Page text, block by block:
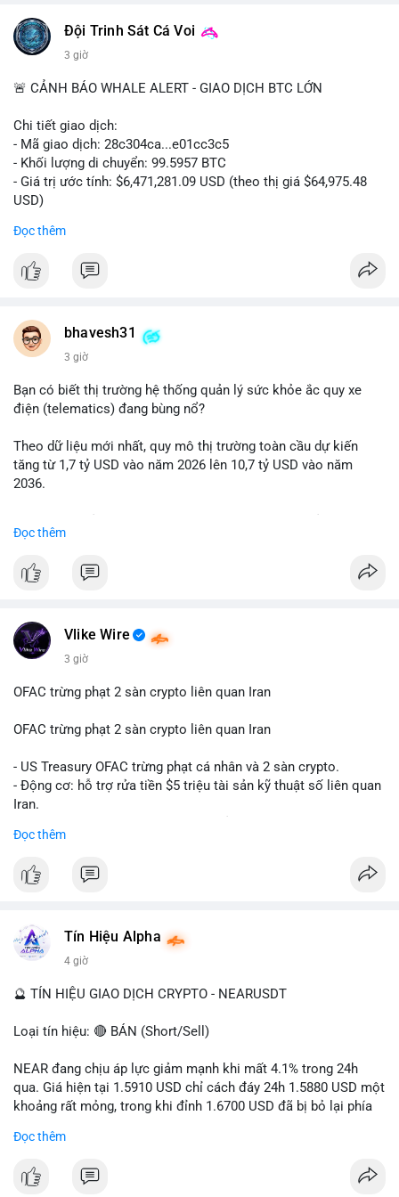
Đội Trinh Sát Cá Voi
3 giờ
🚨 CẢNH BÁO WHALE ALERT - GIAO DỊCH BTC LỚN
Chi tiết giao dịch:
- Mã giao dịch: 28c304ca...e01cc3c5
- Khối lượng di chuyển: 99.5957 BTC
- Giá trị ước tính: $6,471,281.09 USD (theo thị giá $64,975.48
USD)
giá hơn 6.47 triệu USD, cho thấy dấu hiệu chuyển tiền quy mô
thanh khoản hoặc bán, hoặc chuyển sang ví lạnh nhằm tích lũy
dài hạn. Việc giao dịch chưa được xác nhận tạo tâm lý thận
cung ngắn hạn. Nếu BTC vào ví nóng sàn, khả năng cao là
động thái chốt lời; ngược lại, nếu vào ví mới không hoạt động,
Lời khuyên: Nhà đầu tư nhỏ lẻ nên quan sát thêm 2-4 giờ sau
khi giao dịch được xác nhận, tránh hành động theo cảm xúc.
ưu tiên quản trị rủi ro trong giai đoạn biến động mạnh.
#btcmempool65k
Đọc thêm
bhavesh31
3 giờ
Bạn có biết thị trường hệ thống quản lý sức khỏe ắc quy xe
điện (telematics) đang bùng nổ?
Theo dữ liệu mới nhất, quy mô thị trường toàn cầu dự kiến
tăng từ 1,7 tỷ USD vào năm 2026 lên 10,7 tỷ USD vào năm
2036.
hàng năm (CAGR) ấn tượng lên tới 20,2%.
Điều gì đang thúc đẩy sự tăng trưởng vượt bậc này? Hãy cùng
Đọc thêm
Vlike Wire
3 giờ
OFAC trừng phạt 2 sàn crypto liên quan Iran
OFAC trừng phạt 2 sàn crypto liên quan Iran
- US Treasury OFAC trừng phạt cá nhân và 2 sàn crypto.
- Động cơ: hỗ trợ rửa tiền $5 triệu tài sản kỹ thuật số liên quan
Iran.
- Tác động: rủi ro cho thị trường crypto, tăng áp lực pháp lý.
#binancesquare
#vlikevn #titanbot
📰 Nguồn: Cointelegraph
Đọc thêm
Tín Hiệu Alpha
4 giờ
🔮 TÍN HIỆU GIAO DỊCH CRYPTO - NEARUSDT
Loại tín hiệu: 🔴 BÁN (Short/Sell)
NEAR đang chịu áp lực giảm mạnh khi mất 4.1% trong 24h
qua. Giá hiện tại 1.5910 USD chỉ cách đáy 24h 1.5880 USD một
khoảng rất mỏng, trong khi đỉnh 1.6700 USD đã bị bỏ lại phía
kiểm soát hoàn toàn. Khối lượng giao dịch 10.29 triệu NEAR
tiếp diễn.
Đọc thêm